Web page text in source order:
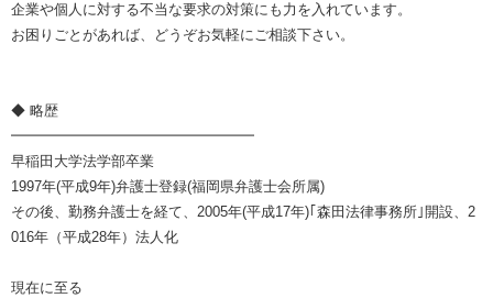
企業や個人に対する不当な要求の対策にも力を入れています。
お困りごとがあれば、どうぞお気軽にご相談下さい。
◆ 略歴
━━━━━━━━━━━━━━━━━
早稲田大学法学部卒業
1997年(平成9年)弁護士登録(福岡県弁護士会所属)
その後、勤務弁護士を経て、2005年(平成17年)｢森田法律事務所｣開設、2
016年（平成28年）法人化
現在に至る